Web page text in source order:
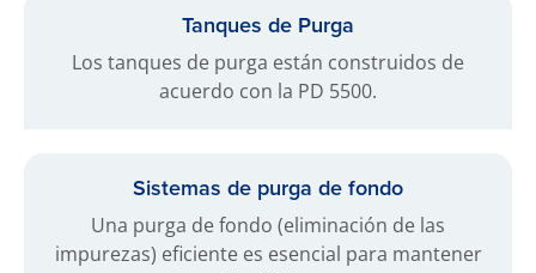
Tanques de Purga
Los tanques de purga están construidos de
acuerdo con la PD 5500.
Sistemas de purga de fondo
Una purga de fondo (eliminación de las
impurezas) eficiente es esencial para mantener